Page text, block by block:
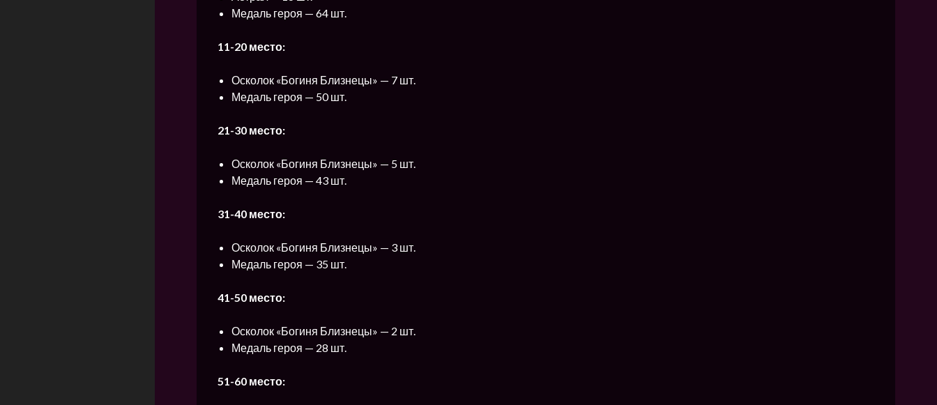
Медаль героя — 64 шт.
11-20 место:
Осколок «Богиня Близнецы» — 7 шт.
Медаль героя — 50 шт.
21-30 место:
Осколок «Богиня Близнецы» — 5 шт.
Медаль героя — 43 шт.
31-40 место:
Осколок «Богиня Близнецы» — 3 шт.
Медаль героя — 35 шт.
41-50 место:
Осколок «Богиня Близнецы» — 2 шт.
Медаль героя — 28 шт.
51-60 место: